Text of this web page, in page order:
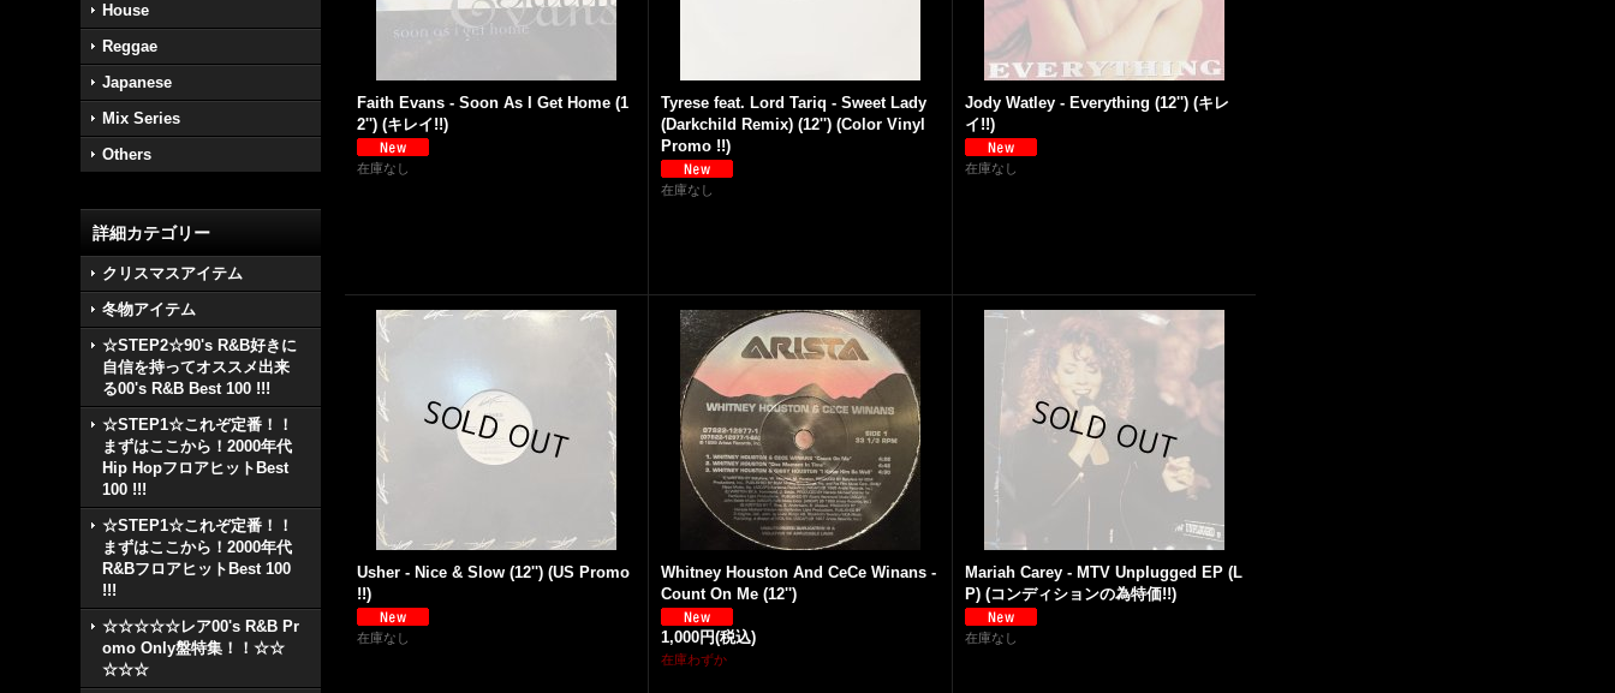
House
Reggae
Japanese
Mix Series
Others
詳細カテゴリー
クリスマスアイテム
冬物アイテム
☆STEP2☆90's R&B好きに
自信を持ってオススメ出来
る00's R&B Best 100 !!!
☆STEP1☆これぞ定番！！
まずはここから！2000年代
Hip HopフロアヒットBest
100 !!!
☆STEP1☆これぞ定番！！
まずはここから！2000年代
R&BフロアヒットBest 100
!!!
☆☆☆☆☆レア00's R&B Pr
omo Only盤特集！！☆☆
☆☆☆
Faith Evans - Soon As I Get Home (1
2'') (キレイ!!)
在庫なし
Tyrese feat. Lord Tariq - Sweet Lady
(Darkchild Remix) (12'') (Color Vinyl
Promo !!)
在庫なし
Jody Watley - Everything (12'') (キレ
イ!!)
在庫なし
Usher - Nice & Slow (12'') (US Promo
!!)
在庫なし
Whitney Houston And CeCe Winans -
Count On Me (12'')
1,000円(税込)
在庫わずか
Mariah Carey - MTV Unplugged EP (L
P) (コンディションの為特価!!)
在庫なし